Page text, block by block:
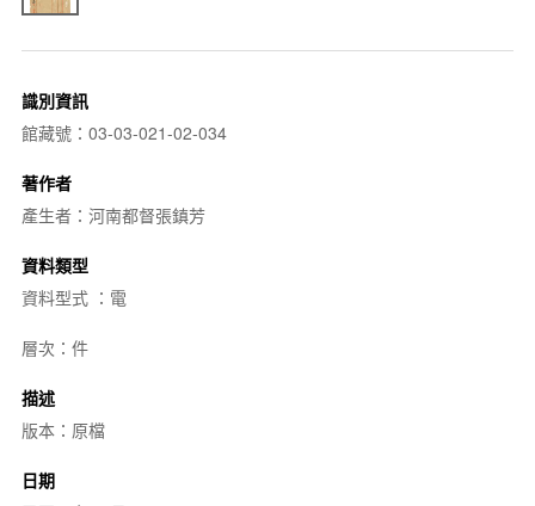
識別資訊
館藏號：03-03-021-02-034
著作者
產生者：河南都督張鎮芳
資料類型
資料型式 ：電
層次：件
描述
版本：原檔
日期